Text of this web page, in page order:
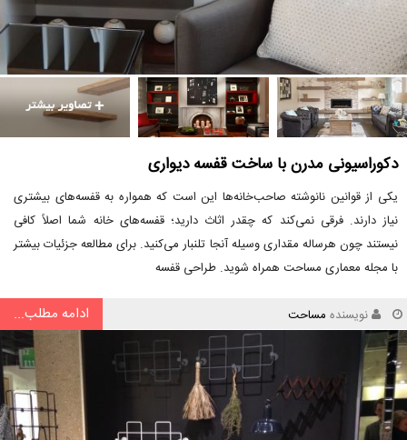
دکوراسیونی مدرن با ساخت قفسه‌ دیواری
یکی از قوانین نانوشته صاحب‌خانه‌ها این است که همواره به قفسه‌های بیشتری
نیاز دارند. فرقی نمی‌کند که چقدر اثاث دارید؛ قفسه‌های خانه شما اصلاً کافی
نیستند چون هرساله مقداری وسیله آنجا تلنبار می‌کنید. برای مطالعه جزئیات بیشتر
با مجله معماری مساحت همراه شوید. طراحی قفسه
نویسنده مساحت ادامه مطلب...